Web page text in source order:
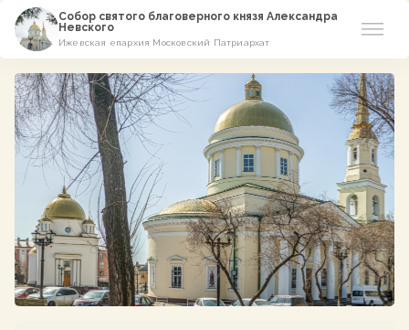
Собор святого благоверного князя Александра
Невского
Ижевская епархия Московский Патриархат
Новости
О соборе
Азы Православия
Расписание
Виртуальный музей
Пожертвование